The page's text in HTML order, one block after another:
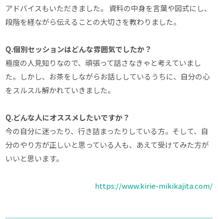
アドバイスもいただきました。 資料の中身を言葉や図式にし、
段階を経ながら伝えることの大切さを教わりました。
Q.個別セッションはどんな雰囲気でしたか？
極度の人見知りなので、頑張って話さなきゃと考えていまし
た。しかし、お茶をしながらお話ししているうちに、自分の心
をスルスル解かれていきました。
Q.どんな人にオススメしたいですか？
今の自分に迷ったり、行き詰まったりしている方。そして、自
分のやり方が正しいと思っている人も、あえて受けてみた方が
いいと思います。
https://www.kirie-mikikajita.com/